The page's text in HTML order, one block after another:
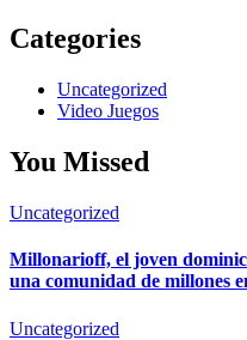
Categories
Uncategorized
Video Juegos
You Missed
Uncategorized
Millonarioff, el joven
una comunidad de millones
Uncategorized